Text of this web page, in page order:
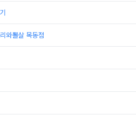
와뽈살 목동점